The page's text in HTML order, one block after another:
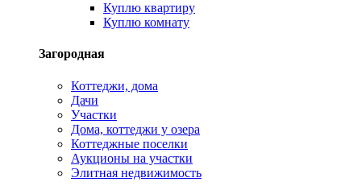
Куплю квартиру
Куплю комнату
Загородная
Коттеджи, дома
Дачи
Участки
Дома, коттеджи у озера
Коттеджные поселки
Аукционы на участки
Элитная недвижимость